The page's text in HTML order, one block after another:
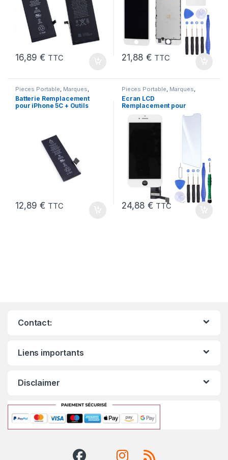
16,89€ TTC 21,88€ TTC
Pieces Portable Marques
iPhone 5C Batteries et
chargeurs,Batteries Apple
Batterie Remplacement
pour iPhone 5C + Outils
12,89€ TTC
Pieces Portable Marques
Ecran LCD
Remplacement pour
Trempe +Kit
24,88€ TTC
Contact:
Liens importants
Disclaimer